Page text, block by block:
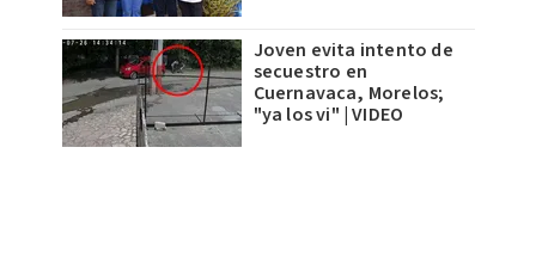
Joven evita intento de
secuestro en
Cuernavaca, Morelos;
"ya los vi" | VIDEO